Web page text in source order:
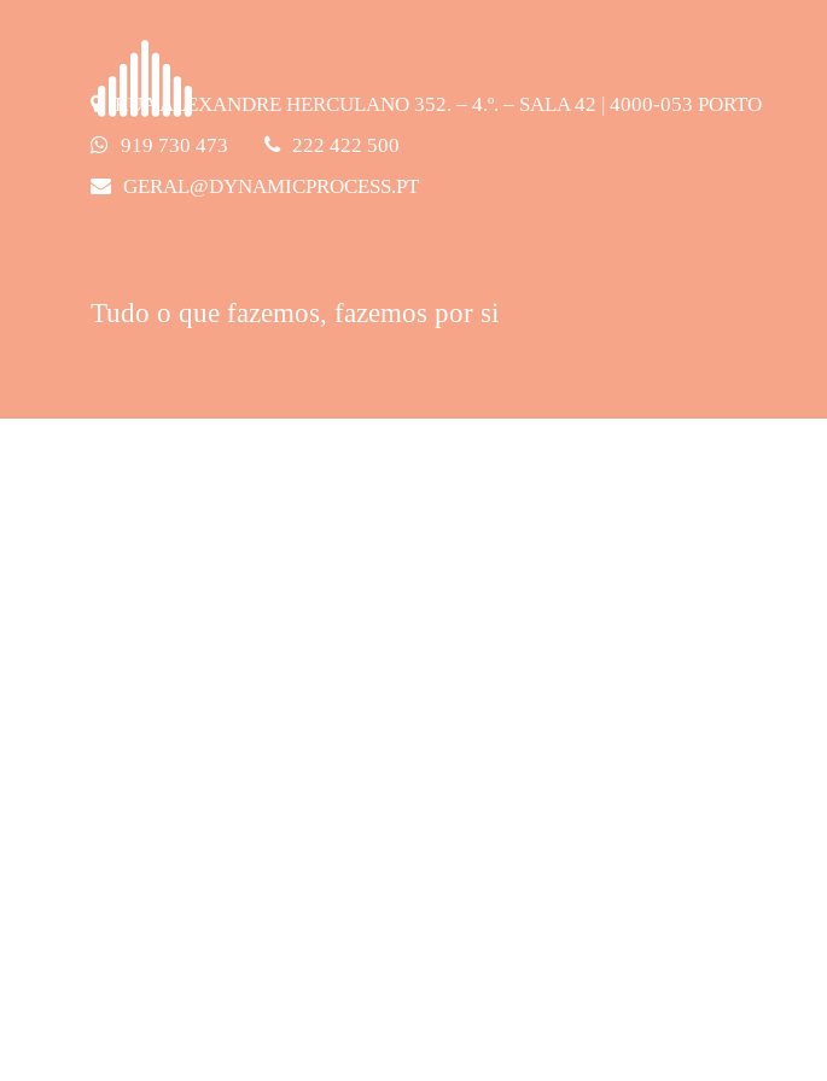
RUA ALEXANDRE HERCULANO 352. – 4.º. – SALA 42 | 4000-053 PORTO
919 730 473
222 422 500
GERAL@DYNAMICPROCESS.PT
Tudo o que fazemos, fazemos por si